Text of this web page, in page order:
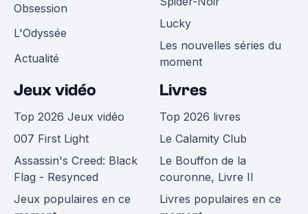
Obsession
L'Odyssée
Actualité
Lucky
Les nouvelles séries du
moment
Jeux vidéo
Top 2026 Jeux vidéo
007 First Light
Assassin's Creed: Black
Flag - Resynced
Jeux populaires en ce
Livres
Top 2026 livres
Le Calamity Club
Le Bouffon de la
couronne, Livre II
Livres populaires en ce